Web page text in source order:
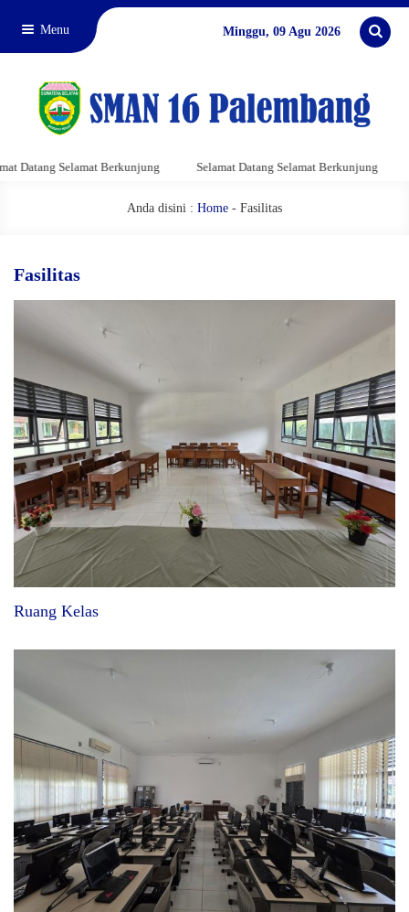
Menu Minggu, 09 Agu 2026
Berkunjung Selamat Datang Selamat Berkunjung Selamat
Anda disini : Home - Fasilitas
Fasilitas
Ruang Kelas